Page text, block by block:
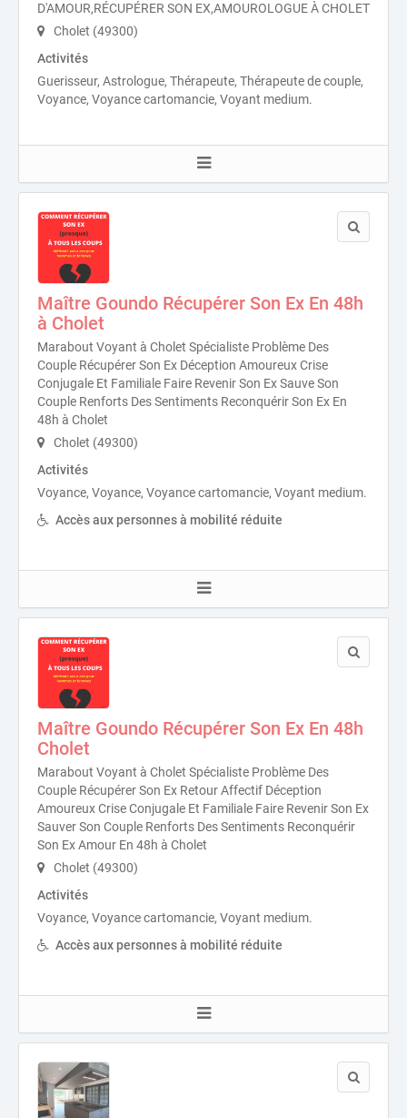
D'AMOUR,RÉCUPÉRER SON EX,AMOUROLOGUE À CHOLET
Cholet (49300)
Activités
Guerisseur, Astrologue, Thérapeute, Thérapeute de couple,
Voyance, Voyance cartomancie, Voyant medium.
Maître Goundo Récupérer Son Ex En 48h
à Cholet
Marabout Voyant à Cholet Spécialiste Problème Des
Couple Récupérer Son Ex Déception Amoureux Crise
Conjugale Et Familiale Faire Revenir Son Ex Sauve Son
Couple Renforts Des Sentiments Reconquérir Son Ex En
48h à Cholet
Cholet (49300)
Activités
Voyance, Voyance, Voyance cartomancie, Voyant medium.
Accès aux personnes à mobilité réduite
Maître Goundo Récupérer Son Ex En 48h
Cholet
Marabout Voyant à Cholet Spécialiste Problème Des
Couple Récupérer Son Ex Retour Affectif Déception
Amoureux Crise Conjugale Et Familiale Faire Revenir Son Ex
Sauver Son Couple Renforts Des Sentiments Reconquérir
Son Ex Amour En 48h à Cholet
Cholet (49300)
Activités
Voyance, Voyance cartomancie, Voyant medium.
Accès aux personnes à mobilité réduite